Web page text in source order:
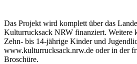
Das Projekt wird komplett über das
Kulturrucksack NRW finanziert. Weitere
Zehn- bis 14-jährige Kinder und
www.kulturrucksack.nrw.de oder in der
Broschüre.